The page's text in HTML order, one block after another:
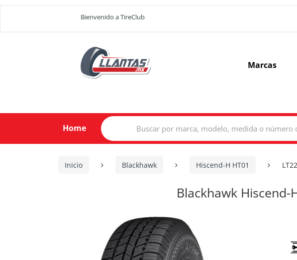
Bienvenido a TireClub
Marcas
Home
Search
for:
Inicio Blackhawk Hiscend-H HT01
Blackhawk Hiscend-